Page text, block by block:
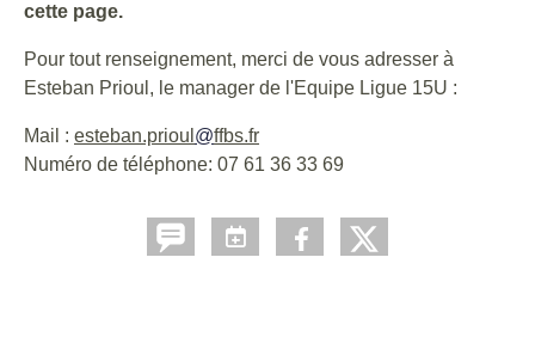
cette page.
Pour tout renseignement, merci de vous adresser à
Esteban Prioul, le manager de l'Equipe Ligue 15U :
Mail : esteban.prioul @ffbs.fr
Numéro de téléphone: 07 61 36 33 69